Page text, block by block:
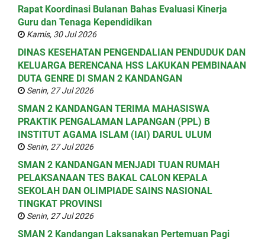
Rapat Koordinasi Bulanan Bahas Evaluasi Kinerja
Guru dan Tenaga Kependidikan
Kamis, 30 Jul 2026
DINAS KESEHATAN PENGENDALIAN PENDUDUK DAN
KELUARGA BERENCANA HSS LAKUKAN PEMBINAAN
DUTA GENRE DI SMAN 2 KANDANGAN
Senin, 27 Jul 2026
SMAN 2 KANDANGAN TERIMA MAHASISWA
PRAKTIK PENGALAMAN LAPANGAN (PPL) B
INSTITUT AGAMA ISLAM (IAI) DARUL ULUM
Senin, 27 Jul 2026
SMAN 2 KANDANGAN MENJADI TUAN RUMAH
PELAKSANAAN TES BAKAL CALON KEPALA
SEKOLAH DAN OLIMPIADE SAINS NASIONAL
TINGKAT PROVINSI
Senin, 27 Jul 2026
SMAN 2 Kandangan Laksanakan Pertemuan Pagi